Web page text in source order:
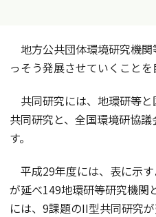
ます）
地方公共団体環境研究機
っそう発展させていくこと
共同研究には、地環研等と
共同研究と、全国環境研協
す。
平成29年度には、表に示
が延べ149地環研等研究機関
には、9課題のII型共同研究